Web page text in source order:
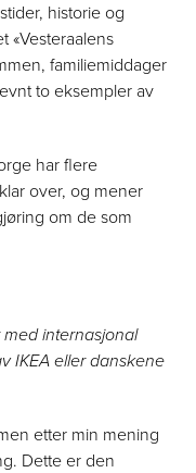
historie og
«Vesteraalens
familiemiddager
to eksempler av
har flere
over, og mener
om de som
internasjonal
IKEA eller danskene
etter min mening
Dette er den